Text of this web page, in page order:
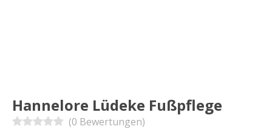
Hannelore Lüdeke Fußpflege
(0 Bewertungen)